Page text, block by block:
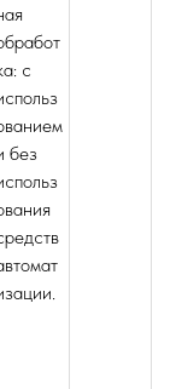
с
без